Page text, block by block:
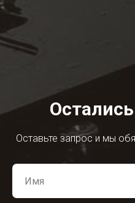
Оставьте запрос и мы